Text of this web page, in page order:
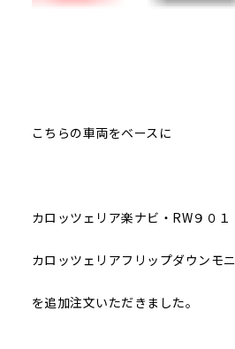
こちらの車両をベースに
カロッツェリア楽ナビ・RW９０１
カロッツェリアフリップダウンモ
を追加注文いただきました。